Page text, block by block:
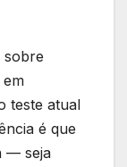
sobre
teste atual
é que
— seja